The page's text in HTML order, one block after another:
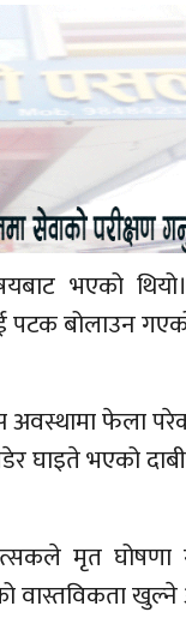
भएको
पटक बोलाउन
फेला
घाइते भएको
मृत
वास्तविकता